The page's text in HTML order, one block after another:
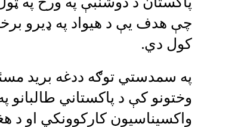
کول دي.
په سمدستي توګه ددغه بريد
وختونو کې د پاکستاني طالبانو
واکسيناسيون کارکوونکي او د